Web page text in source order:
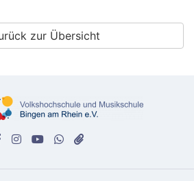
zur Übersicht